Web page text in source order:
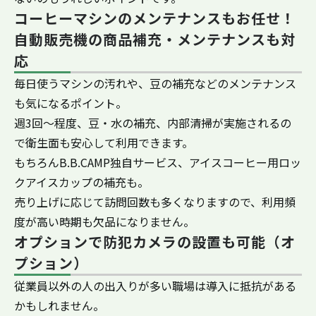
コーヒーマシンのメンテナンスもお任せ！
自動販売機の商品補充・メンテナンスも対
応
毎日使うマシンの汚れや、豆の補充などのメンテナンス
も気になるポイント。
週3回〜程度、豆・水の補充、内部清掃が実施されるの
で衛生面も安心して利用できます。
もちろんB.B.CAMP独自サービス、アイスコーヒー用ロッ
クアイスカップの補充も。
売り上げに応じて訪問回数も多くなりますので、利用頻
度が高い時期も欠品になりません。
オプションで防犯カメラの設置も可能（オ
プション）
従業員以外の人の出入りが多い職場は導入に抵抗がある
かもしれません。